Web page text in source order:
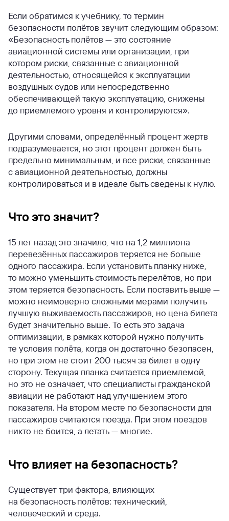
Если обратимся к учебнику, то термин
безопасности полётов звучит следующим образом:
«Безопасность полётов — это состояние
авиационной системы или организации, при
котором риски, связанные с авиационной
деятельностью, относящейся к эксплуатации
воздушных судов или непосредственно
обеспечивающей такую эксплуатацию, снижены
до приемлемого уровня и контролируются».
Другими словами, определённый процент жертв
подразумевается, но этот процент должен быть
предельно минимальным, и все риски, связанные
с авиационной деятельностью, должны
контролироваться и в идеале быть сведены к нулю.
Что это значит?
15 лет назад это значило, что на 1,2 миллиона
перевезённых пассажиров теряется не больше
одного пассажира. Если установить планку ниже,
то можно уменьшить стоимость перелётов, но при
этом теряется безопасность. Если поставить выше —
можно неимоверно сложными мерами получить
лучшую выживаемость пассажиров, но цена билета
будет значительно выше. То есть это задача
оптимизации, в рамках которой нужно получить
те условия полёта, когда он достаточно безопасен,
но при этом не стоит 200 тысяч за билет в одну
сторону. Текущая планка считается приемлемой,
но это не означает, что специалисты гражданской
авиации не работают над улучшением этого
показателя. На втором месте по безопасности для
пассажиров считаются поезда. При этом поездов
никто не боится, а летать — многие.
Что влияет на безопасность?
Существует три фактора, влияющих
на безопасность полётов: технический,
человеческий и среда.